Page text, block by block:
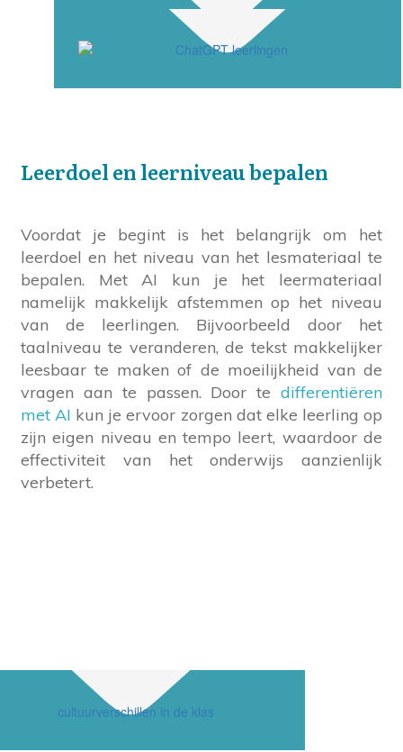
Leerdoel en leerniveau bepalen
Voordat je begint is het belangrijk om het
leerdoel en het niveau van het lesmateriaal te
bepalen. Met AI kun je het leermateriaal
namelijk makkelijk afstemmen op het niveau
van de leerlingen. Bijvoorbeeld door het
taalniveau te veranderen, de tekst makkelijker
leesbaar te maken of de moeilijkheid van de
vragen aan te passen. Door te differentiëren
met AI kun je ervoor zorgen dat elke leerling op
zijn eigen niveau en tempo leert, waardoor de
effectiviteit van het onderwijs aanzienlijk
verbetert.